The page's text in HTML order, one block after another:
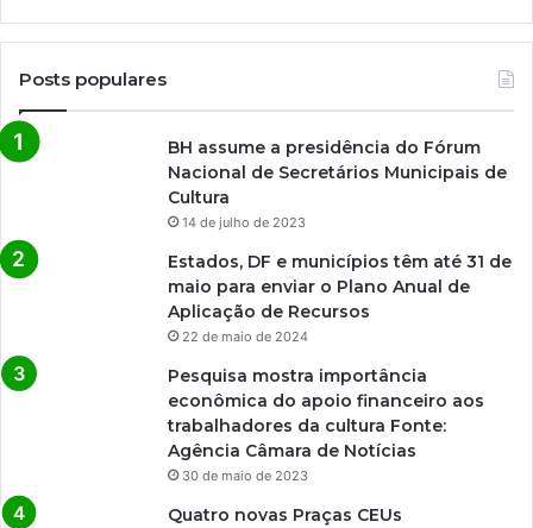
Posts populares
BH assume a presidência do Fórum
Nacional de Secretários Municipais de
Cultura
14 de julho de 2023
Estados, DF e municípios têm até 31 de
maio para enviar o Plano Anual de
Aplicação de Recursos
22 de maio de 2024
Pesquisa mostra importância
econômica do apoio financeiro aos
trabalhadores da cultura Fonte:
Agência Câmara de Notícias
30 de maio de 2023
Quatro novas Praças CEUs